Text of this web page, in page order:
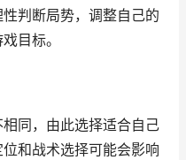
判断局势，调整自己的
目标。
同，由此选择适合自己
和战术选择可能会影响